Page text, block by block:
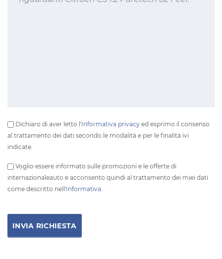
Dichiaro di aver letto l'Informativa privacy ed esprimo il consenso
al trattamento dei dati secondo le modalità e per le finalità ivi
indicate.
Voglio essere informato sulle promozioni e le offerte di
internazionaleauto e acconsento quindi al trattamento dei miei dati
come descritto nell'Informativa.